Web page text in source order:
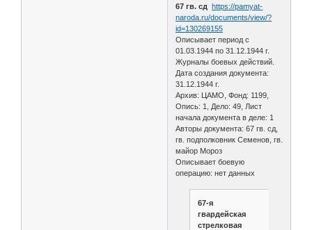
67 гв. сд https://pamyat-
naroda.ru/documents/view/?
id=130269155
Описывает период с
01.03.1944 по 31.12.1944 г.
Журналы боевых действий.
Дата создания документа:
31.12.1944 г.
Архив: ЦАМО, Фонд: 1199,
Опись: 1, Дело: 49, Лист
начала документа в деле: 1
Авторы документа: 67 гв. сд,
гв. подполковник Семенов, гв.
майор Мороз
Описывает боевую
операцию: нет данных
67-я
гвардейская
стрелковая